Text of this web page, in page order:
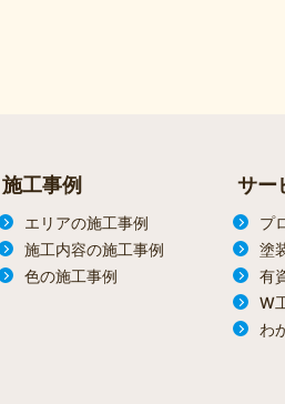
施工事例
エリアの施工事例
施工内容の施工事例
色の施工事例
サー
プ
塗
有
W
わ